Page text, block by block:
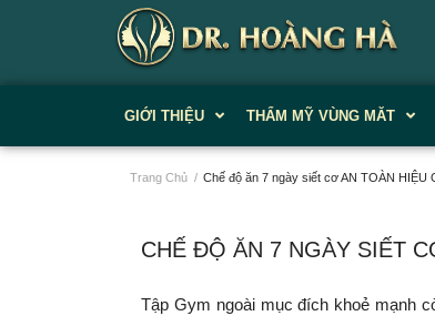
GIỚI THIỆU THẨM MỸ VÙNG MĂT
Trang Chủ / Chế độ ăn 7 ngày siết cơ AN TOÀN HIỆU
CHẾ ĐỘ ĂN 7 NGÀY SIẾT
Tập Gym ngoài mục đích khoẻ mạnh